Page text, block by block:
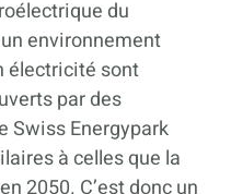
du
environnement
électricité sont
par des
Swiss Energypark
à celles que la
2050. C’est donc un